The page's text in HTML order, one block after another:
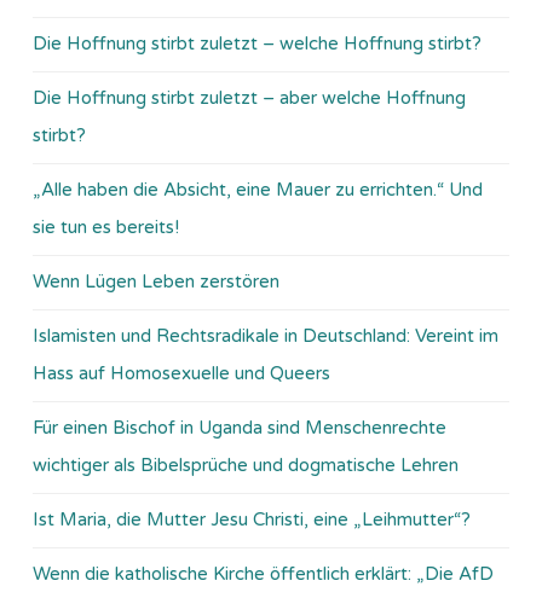
Die Hoffnung stirbt zuletzt – welche Hoffnung stirbt?
Die Hoffnung stirbt zuletzt – aber welche Hoffnung
stirbt?
„Alle haben die Absicht, eine Mauer zu errichten.“ Und
sie tun es bereits!
Wenn Lügen Leben zerstören
Islamisten und Rechtsradikale in Deutschland: Vereint im
Hass auf Homosexuelle und Queers
Für einen Bischof in Uganda sind Menschenrechte
wichtiger als Bibelsprüche und dogmatische Lehren
Ist Maria, die Mutter Jesu Christi, eine „Leihmutter“?
Wenn die katholische Kirche öffentlich erklärt: „Die AfD